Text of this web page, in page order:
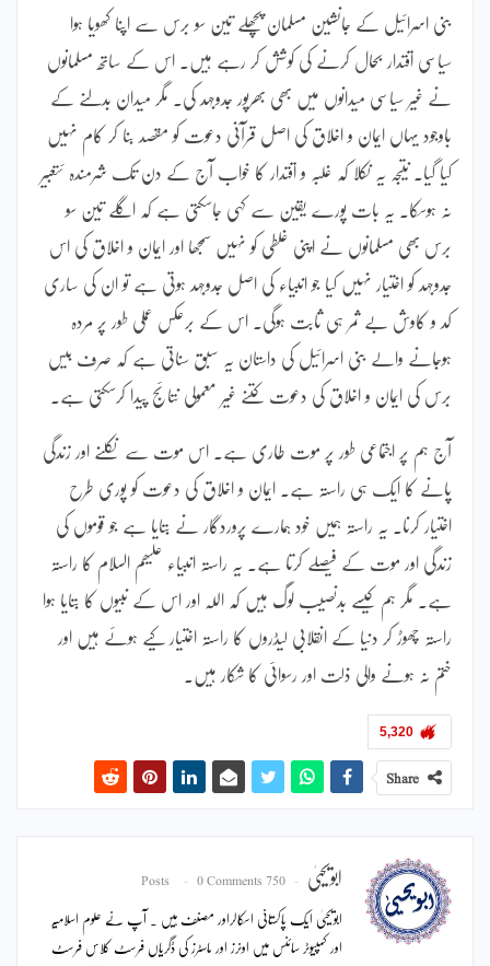
بنی اسرائیل کے جانشین مسلمان پچھلے تین سو برس سے اپنا کھویا ہوا
سیاسی اقتدار بحال کرنے کی کوشش کر رہے ہیں۔ اس کے ساتھ مسلمانوں
نے غیر سیاسی میدانوں میں بھی بھرپور جدوجہد کی۔ مگر میدان بدلنے کے
باوجود یہاں ایمان و اخلاق کی اصل قرآنی دعوت کو مقصد بنا کر کام نہیں
کیا گیا۔ نتیجہ یہ نکلا کہ غلبہ و اقتدار کا خواب آج کے دن تک شرمندہ ئتعبیر
نہ ہوسکا۔ یہ بات پورے یقین سے کہی جاسکتی ہے کہ اگلے تین سو
برس بھی مسلمانوں نے اپنی غلطی کو نہیں سمجھا اور ایمان و اخلاق کی اس
جدوجہد کو اختیار نہیں کیا جو انبیاء کی اصل جدوجہد ہوتی ہے تو ان کی ساری
کد و کاوش بے ثمر ہی ثابت ہوگی۔ اس کے برعکس عملی طور پر مردہ
ہوجانے والے بنی اسرائیل کی داستان یہ سبق سناتی ہے کہ صرف بیس
برس کی ایمان و اخلاق کی دعوت کتنے غیر معمولی نتائج پیدا کرسکتی ہے۔
آج ہم پر اجتماعی طور پر موت طاری ہے۔ اس موت سے نکلنے اور زندگی
پانے کا ایک ہی راستہ ہے۔ ایمان و اخلاق کی دعوت کو پوری طرح
اختیار کرنا۔ یہ راستہ ہمیں خود ہمارے پروردگار نے بتایا ہے جو قوموں کی
زندگی اور موت کے فیصلے کرتا ہے۔ یہ راستہ انبیاء علیھم السلام کا راستہ
ہے۔ مگر ہم کیسے بدنصیب لوگ ہیں کہ اللہ اور اس کے نبیوں کا بتایا ہوا
راستہ چھوڑ کر دنیا کے انقلابی لیڈروں کا راستہ اختیار کیے ہوئے ہیں اور
ختم نہ ہونے والی ذلت اور رسوائی کا شکار ہیں۔
5,320
Share
ابویحییٰ 750 Posts
0 Comments
ابویحییٰ ایک پاکستانی اسکالراور مصنف ہیں ۔ آپ نے علوم اسلامیہ
اور کمپیوٹر سائنس میں اونرز اور ماسٹرز کی ڈگریاں فرسٹ کلاس فرسٹ